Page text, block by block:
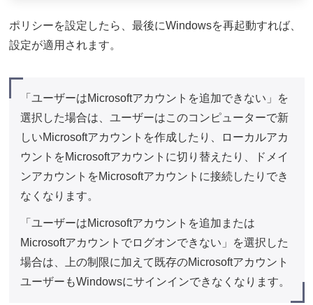
ポリシーを設定したら、最後にWindowsを再起動すれば、
設定が適用されます。
「ユーザーはMicrosoftアカウントを追加できない」を
選択した場合は、ユーザーはこのコンピューターで新
しいMicrosoftアカウントを作成したり、ローカルアカ
ウントをMicrosoftアカウントに切り替えたり、ドメイ
ンアカウントをMicrosoftアカウントに接続したりでき
なくなります。
「ユーザーはMicrosoftアカウントを追加または
Microsoftアカウントでログオンできない」を選択した
場合は、上の制限に加えて既存のMicrosoftアカウント
ユーザーもWindowsにサインインできなくなります。